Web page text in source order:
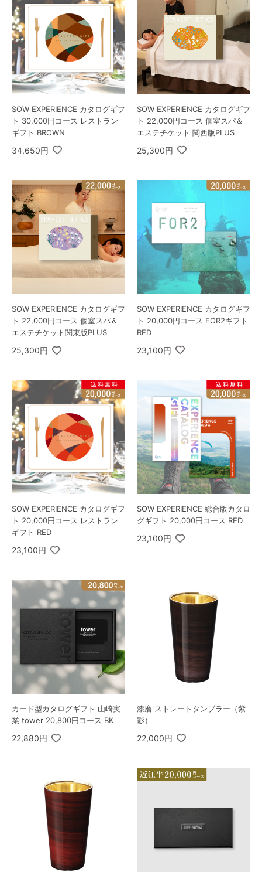
SOW EXPERIENCE カタログギフ
ト 30,000円コース レストラン
ギフト BROWN
34,650円
SOW EXPERIENCE カタログギフ
ト 22,000円コース 個室スパ＆
エステチケット 関西版PLUS
25,300円
SOW EXPERIENCE カタログギフ
ト 22,000円コース 個室スパ＆
エステチケット関東版PLUS
25,300円
SOW EXPERIENCE カタログギフ
ト 20,000円コース FOR2ギフト
RED
23,100円
SOW EXPERIENCE カタログギフ
ト 20,000円コース レストラン
ギフト RED
23,100円
SOW EXPERIENCE 総合版カタロ
グギフト 20,000円コース RED
23,100円
カード型カタログギフト 山崎実
業 tower 20,800円コース BK
22,880円
漆磨 ストレートタンブラー（紫
影）
22,000円